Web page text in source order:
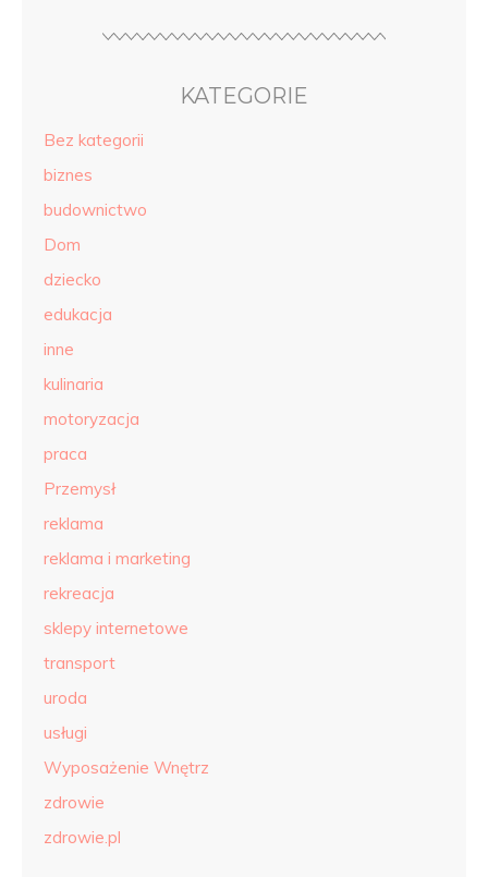
KATEGORIE
Bez kategorii
biznes
budownictwo
Dom
dziecko
edukacja
inne
kulinaria
motoryzacja
praca
Przemysł
reklama
reklama i marketing
rekreacja
sklepy internetowe
transport
uroda
usługi
Wyposażenie Wnętrz
zdrowie
zdrowie.pl